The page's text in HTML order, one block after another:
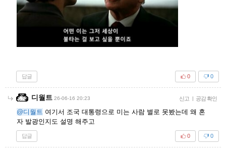
답글 0
0
디월트 26-06-16 20:23 신고 | 공감 확인
@디월트 여기서 조국 대통령으로 미는 사람 별로 못봤는데 왜 혼
자 발광인지도 설명 해주고
답글 0
0